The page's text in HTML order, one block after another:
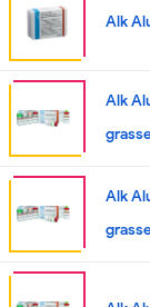
Alk
Alk
Alk